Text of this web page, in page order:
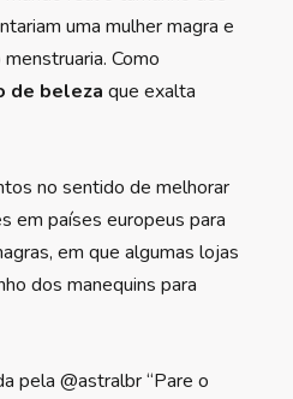
uma mulher magra e
Como
de beleza que exalta
no sentido de melhorar
em países europeus para
em que algumas lojas
dos manequins para
pela @astralbr “Pare o